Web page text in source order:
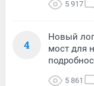
5 917
4
Новый
мост для
5 861